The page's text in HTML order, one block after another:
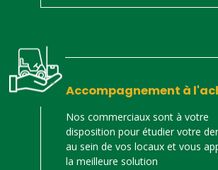
Accompagnement à
Nos commerciaux sont à votre
disposition pour étudier votre
au sein de vos locaux et vous
la meilleure solution